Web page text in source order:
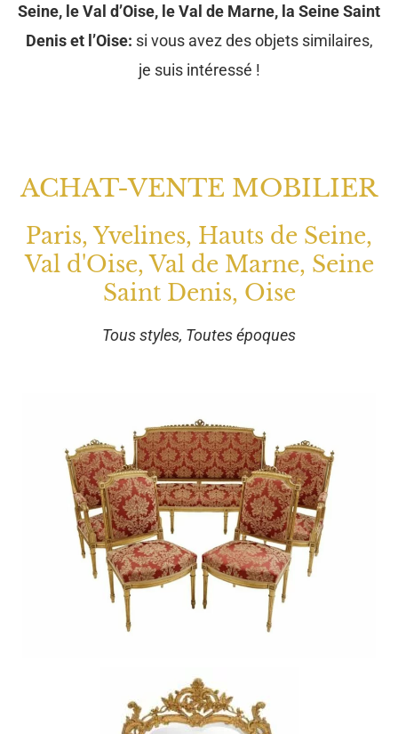
Seine, le Val d’Oise, le Val de Marne, la Seine Saint
Denis et l’Oise: si vous avez des objets similaires,
je suis intéressé !
ACHAT-VENTE MOBILIER
Paris, Yvelines, Hauts de Seine,
Val d'Oise, Val de Marne, Seine
Saint Denis, Oise
Tous styles, Toutes époques